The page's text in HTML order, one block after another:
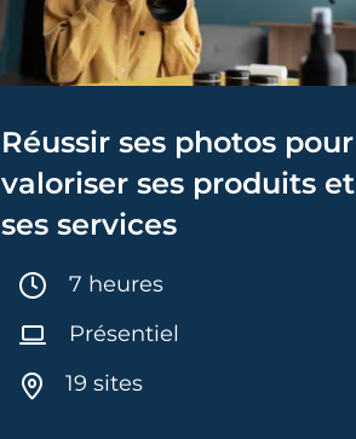
Réussir ses photos pour
valoriser ses produits et
ses services
Durée :
7 heures
Présentiel
19 sites